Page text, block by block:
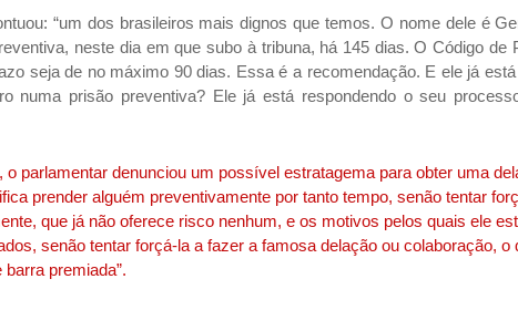
“um dos brasileiros mais dignos que temos. O nome dele é
neste dia em que subo à tribuna, há 145 dias. O Código de
seja de no máximo 90 dias. Essa é a recomendação. E ele já
numa prisão preventiva? Ele já está respondendo o seu
o parlamentar denunciou um possível estratagema para obter uma
prender alguém preventivamente por tanto tempo, senão tentar
que já não oferece risco nenhum, e os motivos pelos quais ele
senão tentar forçá-la a fazer a famosa delação ou colaboração, o
barra premiada”.